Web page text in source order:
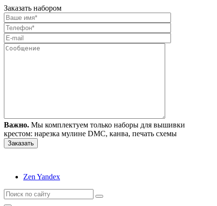
Заказать набором
Важно. Мы комплектуем только наборы для вышивки
крестом: нарезка мулине DMC, канва, печать схемы
Zen Yandex